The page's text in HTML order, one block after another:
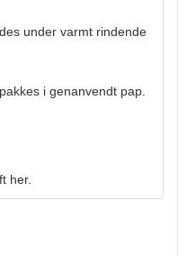
under varmt rindende
i genanvendt pap.
her.